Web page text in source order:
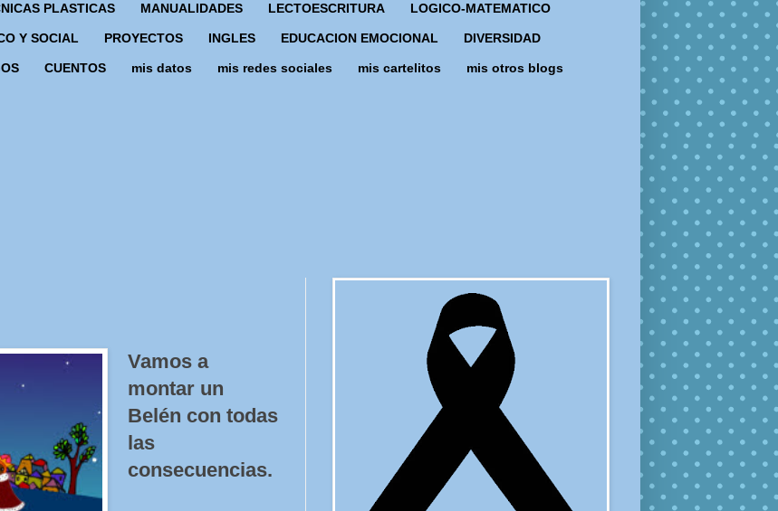
PLASTICAS MANUALIDADES LECTOESCRITURA LOGICO-MATEMATICO
Y SOCIAL PROYECTOS INGLES EDUCACION EMOCIONAL DIVERSIDAD
CUENTOS mis datos mis redes sociales mis cartelitos mis otros blogs
Vamos a
montar un
Belén con todas
las
consecuencias.